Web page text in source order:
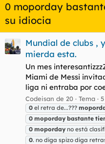
0 moporday
su idiocia
Mundial de clubs ,
mierda esta.
Un mes
Miami de Messi
liga ni entraba por
Codeisan de 20 Tema
0 el retra de...???
0 moporday bastante
0 moporday no está
0. no diga spizo diga